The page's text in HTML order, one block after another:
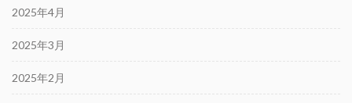
2025年4月
2025年3月
2025年2月